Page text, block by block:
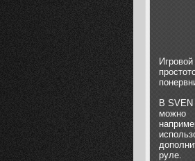
В SVEN
можно
руле.